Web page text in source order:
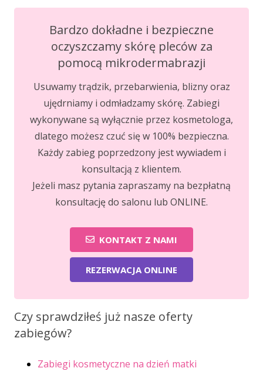
Bardzo dokładne i bezpieczne
oczyszczamy skórę pleców za
pomocą mikrodermabrazji
Usuwamy trądzik, przebarwienia, blizny oraz
ujędrniamy i odmładzamy skórę. Zabiegi
wykonywane są wyłącznie przez kosmetologa,
dlatego możesz czuć się w 100% bezpieczna.
Każdy zabieg poprzedzony jest wywiadem i
konsultacją z klientem.
Jeżeli masz pytania zapraszamy na bezpłatną
konsultację do salonu lub ONLINE.
KONTAKT Z NAMI
REZERWACJA ONLINE
Czy sprawdziłeś już nasze oferty
zabiegów?
Zabiegi kosmetyczne na dzień matki